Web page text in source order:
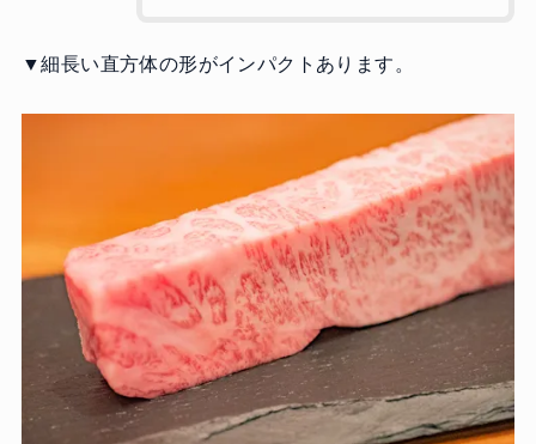
▼細長い直方体の形がインパクトあります。